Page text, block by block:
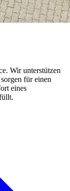
Wir unterstützen
für einen
eines